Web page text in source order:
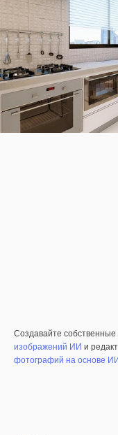
Создавайте
изображений ИИ и
фотографий на основе